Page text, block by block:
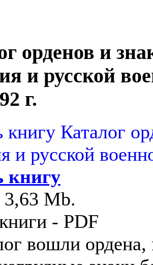
орденов и
и русской
г.
книгу
3,63 Mb.
- PDF
вошли